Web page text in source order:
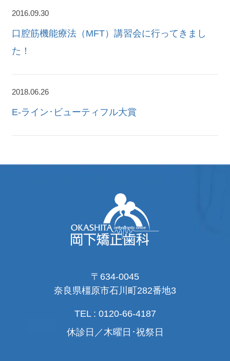
2016.09.30
口腔筋機能療法（MFT）講習会に行ってきまし
た！
2018.06.26
E-ライン･ビューティフル大賞
〒634-0045
奈良県橿原市石川町282番地3
TEL : 0120-66-4187
休診日／木曜日･祝祭日